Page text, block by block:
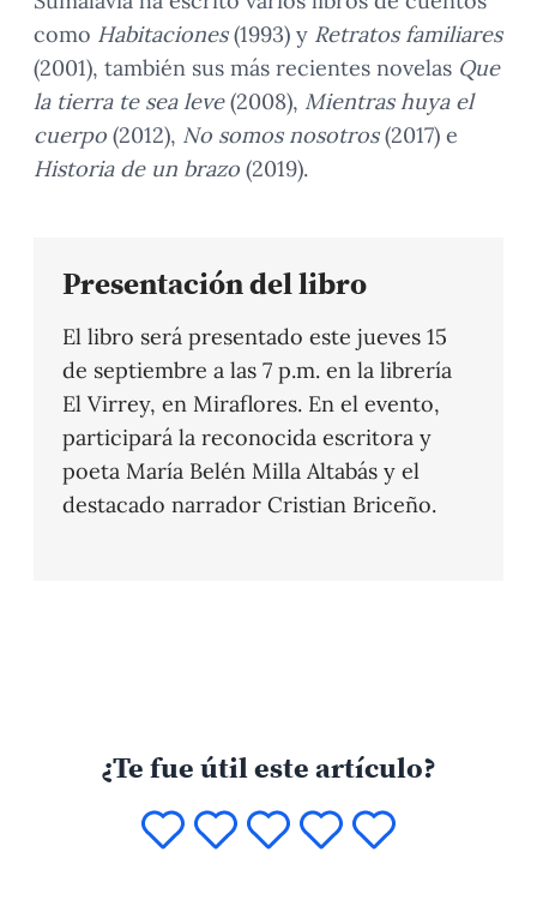
como Habitaciones(1993) y Retratos familiares
(2001), también sus más recientes novelas Que
la tierra te sea leve(2008), Mientras huya el
cuerpo (2012), No somos nosotros(2017) e
Historia de un brazo (2019).
Presentación del libro
El libro será presentado este jueves 15
de septiembre a las 7 p.m. en la librería
El Virrey, en Miraflores. En el evento,
participará la reconocida escritora y
poeta María Belén Milla Altabás y el
destacado narrador Cristian Briceño.
¿Te fue útil este artículo?